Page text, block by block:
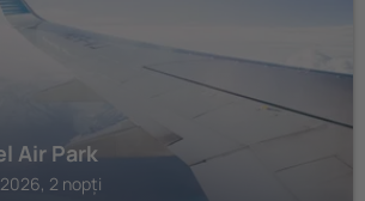
Air Park
2 nopți